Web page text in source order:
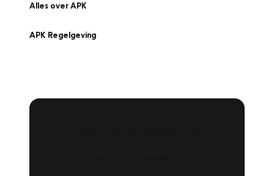
Alles over APK
APK Regelgeving